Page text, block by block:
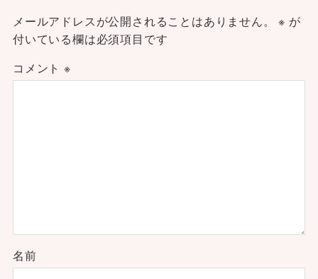
メールアドレスが公開されることはありません。 ※ が
付いている欄は必須項目です
コメント ※
名前